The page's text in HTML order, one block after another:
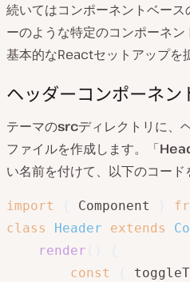
続いてはコンポーネントベー
ーのような特定のコンポーネ
基本的なReactセットアップを
ヘッダーコンポーネン
テーマのsrcディレクトリに、
ファイルを作成します。「
い名前を付けて、以下のコード
import Component
class
Header extends
render
const